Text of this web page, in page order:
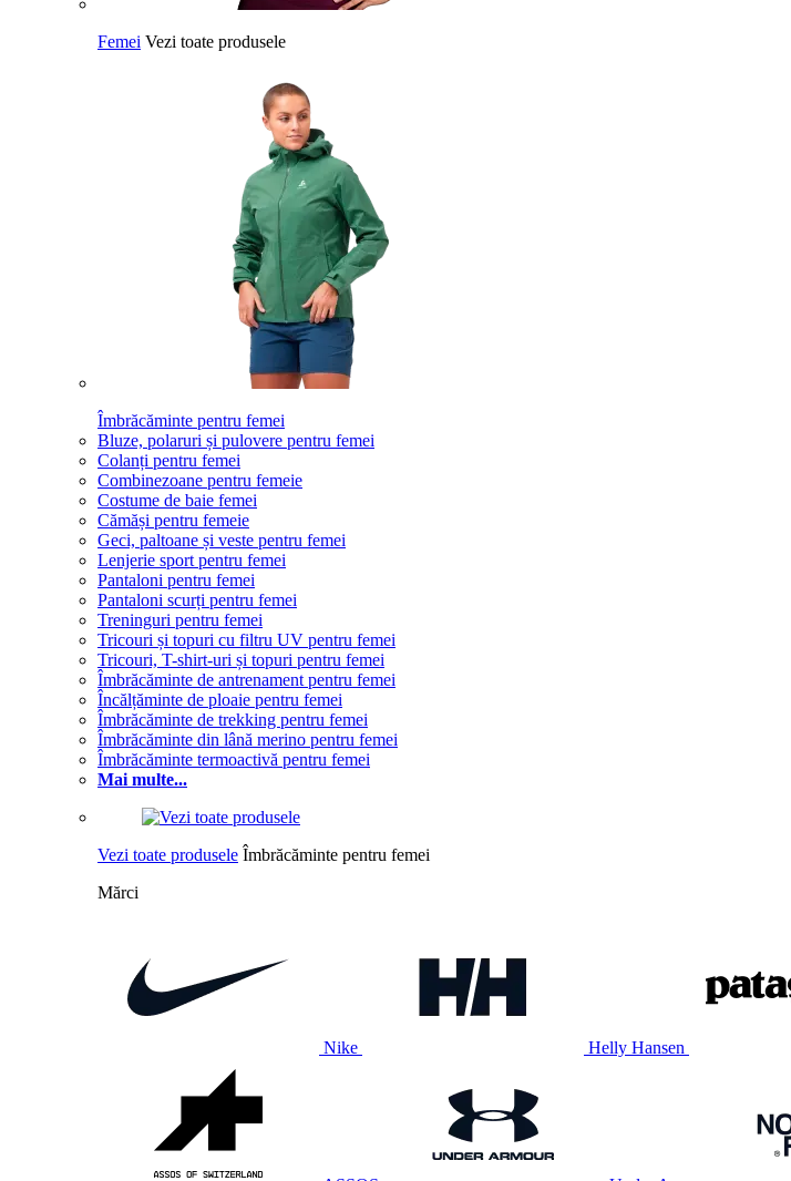
Femei Vezi toate produsele
Îmbrăcăminte pentru femei
Bluze, polaruri și pulovere pentru femei
Colanți pentru femei
Combinezoane pentru femeie
Costume de baie femei
Cămăși pentru femeie
Geci, paltoane și veste pentru femei
Lenjerie sport pentru femei
Pantaloni pentru femei
Pantaloni scurți pentru femei
Treninguri pentru femei
Tricouri și topuri cu filtru UV pentru femei
Tricouri, T-shirt-uri și topuri pentru femei
Îmbrăcăminte de antrenament pentru femei
Încălțăminte de ploaie pentru femei
Îmbrăcăminte de trekking pentru femei
Îmbrăcăminte din lână merino pentru femei
Îmbrăcăminte termoactivă pentru femei
Mai multe...
Vezi toate produsele Îmbrăcăminte pentru femei
Mărci
Nike Helly Hansen